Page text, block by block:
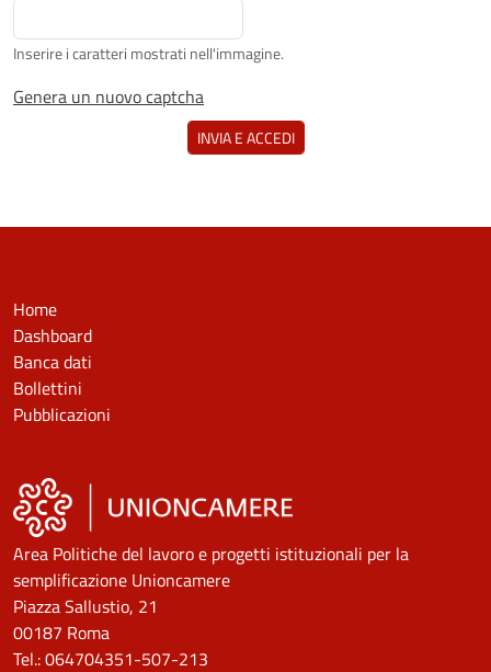
Inserire i caratteri mostrati nell'immagine.
Genera un nuovo captcha
Home
Dashboard
Banca dati
Bollettini
Pubblicazioni
Area Politiche del lavoro e progetti istituzionali per la
semplificazione Unioncamere
Piazza Sallustio, 21
00187 Roma
Tel.: 064704351-507-213